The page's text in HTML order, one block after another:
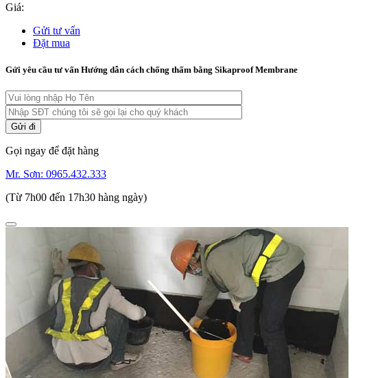
Giá:
Gửi tư vấn
Đặt mua
Gửi yêu cầu tư vấn Hướng dẫn cách chống thấm bằng Sikaproof Membrane
Gọi ngay để đặt hàng
Mr. Sơn: 0965.432.333
(Từ 7h00 đến 17h30 hàng ngày)